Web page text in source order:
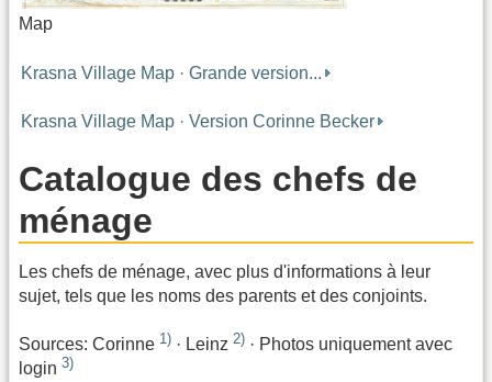
Map
Krasna Village Map · Grande version...
Krasna Village Map · Version Corinne Becker
Catalogue des chefs de
ménage
Les chefs de ménage, avec plus d'informations à leur
sujet, tels que les noms des parents et des conjoints.
Sources: Corinne 1) · Leinz 2) · Photos uniquement avec
login 3)